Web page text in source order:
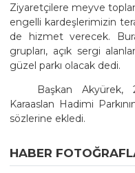
Ziyaretçilere meyve
engelli kardeşlerimizin
de hizmet verecek.
grupları, açık sergi
güzel parkı olacak dedi.
Başkan Akyürek,
Karaaslan Hadimi
sözlerine ekledi.
HABER